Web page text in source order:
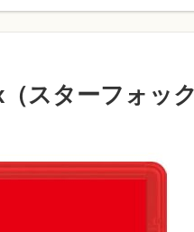
（スターフォッ